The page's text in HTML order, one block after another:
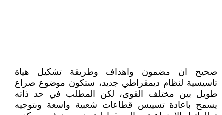
صحيح ان مضمون واهداف وطريقة تشكيل هياة
تاسيسية لنظام ديمقراطي جديد، ستكون موضوع صراع
طويل بين مختلف القوى، لكن المطلب في حد ذاته
يسمح باعادة تسييس قطاعات شعبية واسعة وبتوجيه